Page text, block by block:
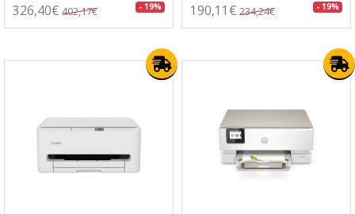
326,40€ 402,17€ - 19% 190,11€ 234,24€ - 19%